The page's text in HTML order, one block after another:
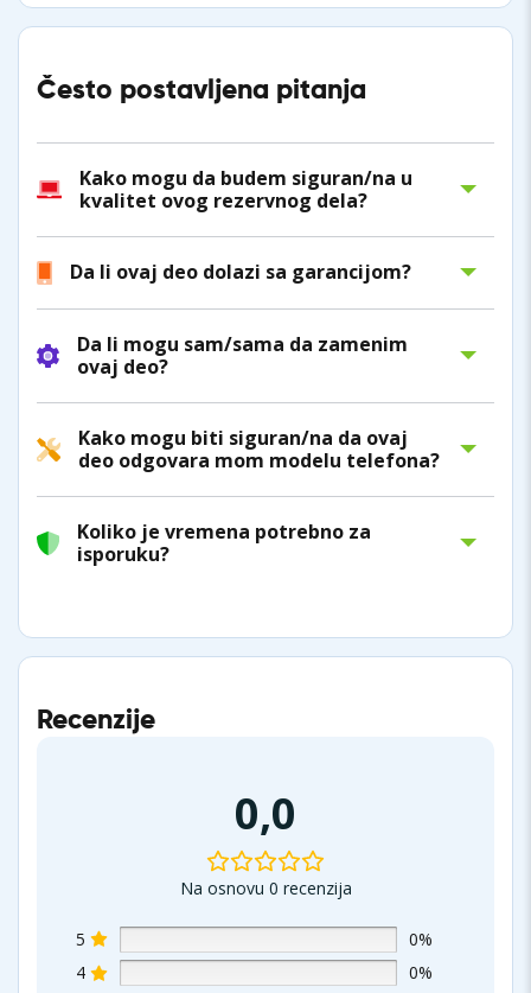
Često postavljena pitanja
Kako mogu da budem siguran/na u
kvalitet ovog rezervnog dela?
Da li ovaj deo dolazi sa garancijom?
Da li mogu sam/sama da zamenim
ovaj deo?
Kako mogu biti siguran/na da ovaj
deo odgovara mom modelu telefona?
Koliko je vremena potrebno za
isporuku?
Recenzije
0,0
Na osnovu 0 recenzija
5
0%
4
0%